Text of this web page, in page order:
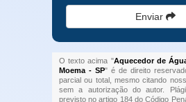
Enviar
O texto acima "Aquecedor de
Moema - SP" é de direito
parcial ou total, mesmo citando
sem a autorização do autor.
previsto no artigo 184 do Código